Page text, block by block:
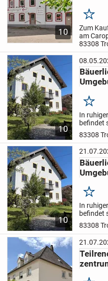
Form einzelner
10
Zum
am
83308
10
In
befindet
83308
10
In
befindet
83308